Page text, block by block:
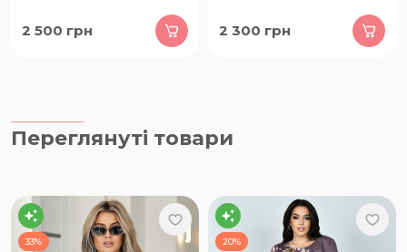
2 500 грн 2 300 грн
Переглянуті товари
33% 20%